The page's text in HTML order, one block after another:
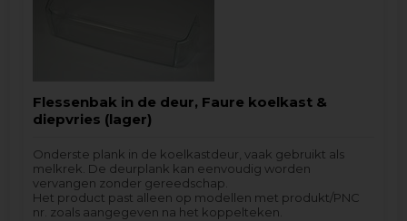
Flessenbak in de deur, Faure koelkast &
diepvries (lager)
Onderste plank in de koelkastdeur, vaak gebruikt als
melkrek. De deurplank kan eenvoudig worden
vervangen zonder gereedschap.
Het product past alleen op modellen met produkt/PNC
nr. zoals aangegeven na het koppelteken.